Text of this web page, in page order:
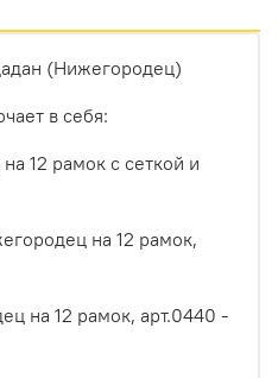
(Нижегородец)
в себя:
12 рамок с сеткой и
на 12 рамок,
на 12 рамок, арт.0440 -